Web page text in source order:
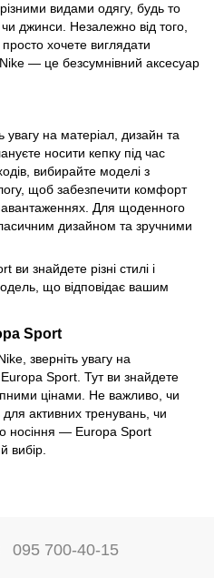
видами одягу, будь то
джинси. Незалежно від того,
хочете виглядати
— це безсумнівний аксесуар
увагу на матеріал, дизайн та
носити кепку під час
вибирайте моделі з
щоб забезпечити комфорт
Для щоденного
дизайном та зручними
знайдете різні стилі і
що відповідає вашим
Sport
зверніть увагу на
Sport. Тут ви знайдете
цінами. Не важливо, чи
активних тренувань, чи
носіння — Europa Sport
вибір.
095 700-40-15